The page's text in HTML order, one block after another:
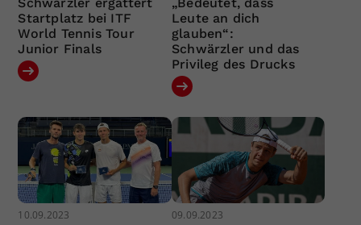
Startplatz bei ITF
World Tennis Tour
Junior Finals
Leute an dich
glauben“:
Schwärzler und das
Privileg des Drucks
10.09.2023 09.09.2023